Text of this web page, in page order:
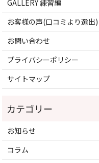
GALLERY 練習編
お客様の声(口コミより選出)
お問い合わせ
プライバシーポリシー
サイトマップ
お知らせ
コラム